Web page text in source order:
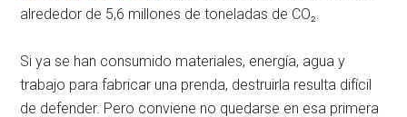
alrededor de 5,6 millones de toneladas de CO₂.
Si ya se han consumido materiales, energía, agua y
trabajo para fabricar una prenda, destruirla resulta difícil
de defender. Pero conviene no quedarse en esa primera